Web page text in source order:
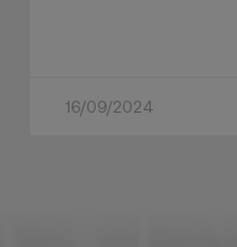
16/09/2024